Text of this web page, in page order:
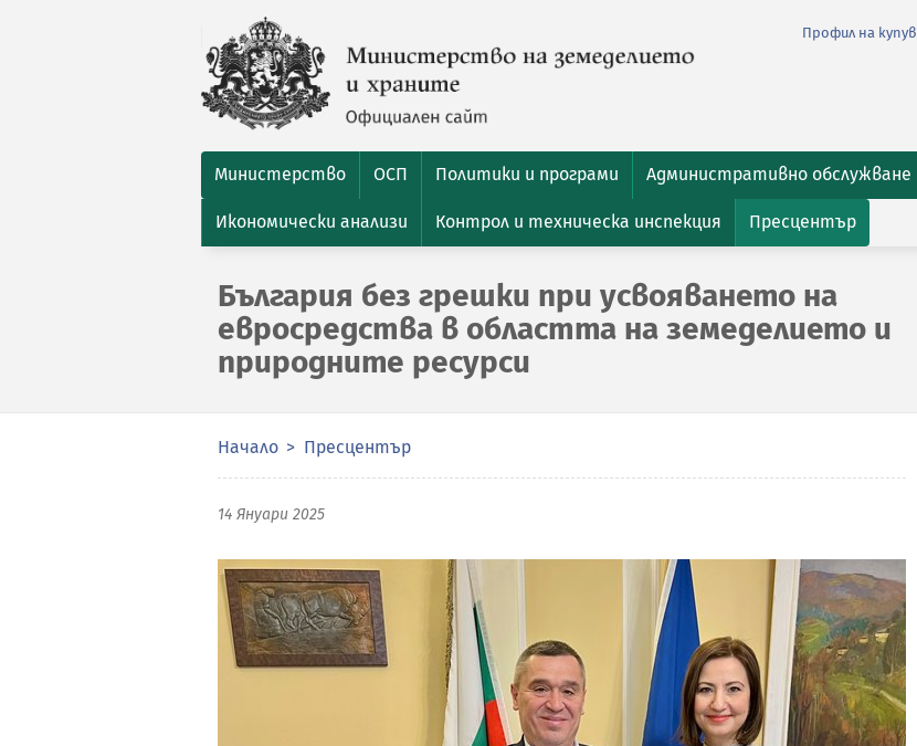
Профил на
Министерство ОСП Политики и програми Административно обслужване
Икономически анализи Контрол и техническа инспекция Пресцентър
България без грешки при усвояването на
евросредства в областта на земеделието и
природните ресурси
Начало Пресцентър
14 Януари 2025